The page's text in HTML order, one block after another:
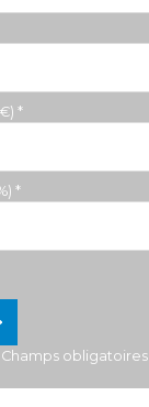
*
*
Champs obligatoires